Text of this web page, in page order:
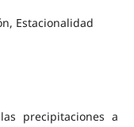
Estacionalidad
precipitaciones a